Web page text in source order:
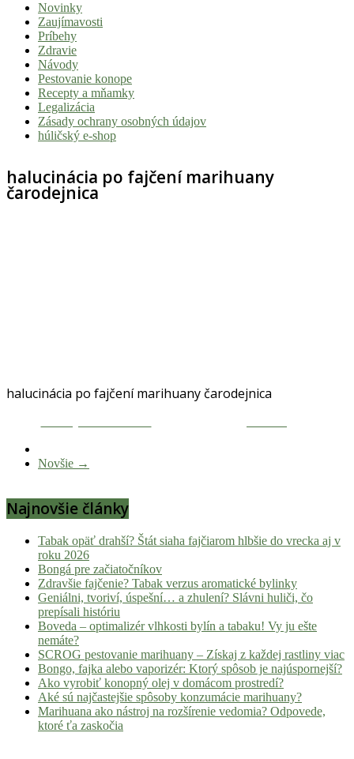
Novinky
Zaujímavosti
Príbehy
Zdravie
Návody
Pestovanie konope
Recepty a mňamky
Legalizácia
Zásady ochrany osobných údajov
húličský e-shop
halucinácia po fajčení marihuany
čarodejnica
halucinácia po fajčení marihuany čarodejnica
Novšie →
Najnovšie články
Tabak opäť drahší? Štát siaha fajčiarom hlbšie do vrecka aj v
roku 2026
Bongá pre začiatočníkov
Zdravšie fajčenie? Tabak verzus aromatické bylinky
Geniálni, tvoriví, úspešní… a zhulení? Slávni huliči, čo
prepísali históriu
Boveda – optimalizér vlhkosti bylín a tabaku! Vy ju ešte
nemáte?
SCROG pestovanie marihuany – Získaj z každej rastliny viac
Bongo, fajka alebo vaporizér: Ktorý spôsob je najúspornejší?
Ako vyrobiť konopný olej v domácom prostredí?
Aké sú najčastejšie spôsoby konzumácie marihuany?
Marihuana ako nástroj na rozšírenie vedomia? Odpovede,
ktoré ťa zaskočia